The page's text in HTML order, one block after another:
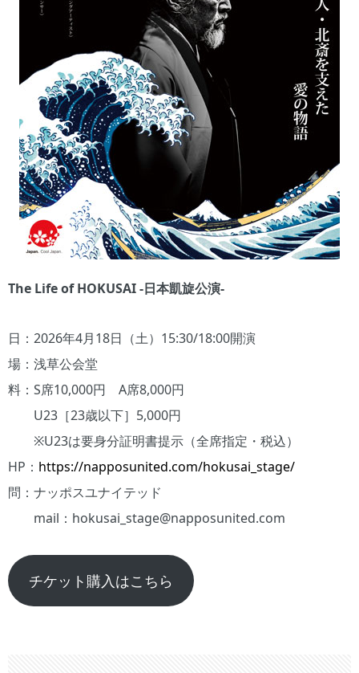
The Life of HOKUSAI -日本凱旋公演-
日：2026年4月18日（土）15:30/18:00開演
場：浅草公会堂
料：S席10,000円 A席8,000円
U23［23歳以下］5,000円
※U23は要身分証明書提示（全席指定・税込）
HP： https://napposunited.com/hokusai_stage/
問：ナッポスユナイテッド
mail：hokusai_stage@napposunited.com
チケット購入はこちら